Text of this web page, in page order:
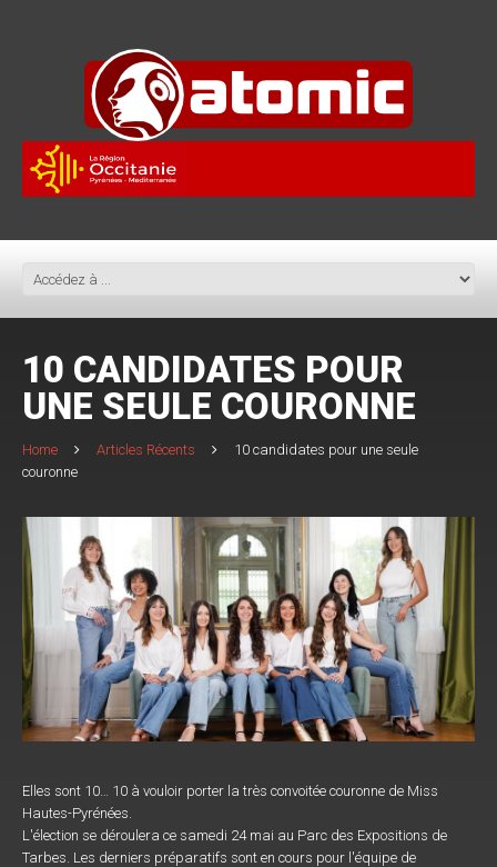
10 CANDIDATES POUR
UNE SEULE COURONNE
Home Articles Récents
10 candidates pour une seule
couronne
Elles sont 10… 10 à vouloir porter la très convoitée couronne de Miss
Hautes-Pyrénées.
L'élection se déroulera ce samedi 24 mai au Parc des Expositions de
Tarbes. Les derniers préparatifs sont en cours pour l'équipe de